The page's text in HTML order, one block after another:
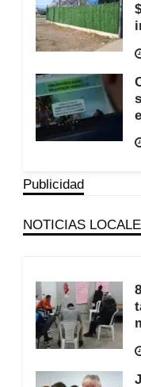
Publicidad
NOTICIAS